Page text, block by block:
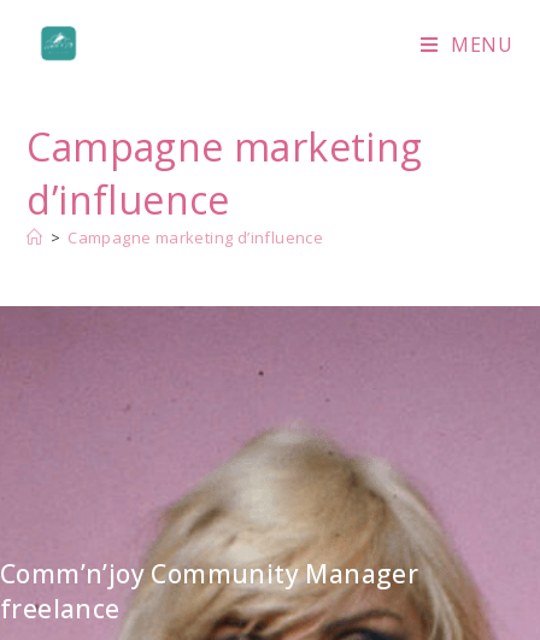
MENU
Campagne marketing
d’influence
> Campagne marketing d’influence
Comm’n’joy Community Manager
freelance